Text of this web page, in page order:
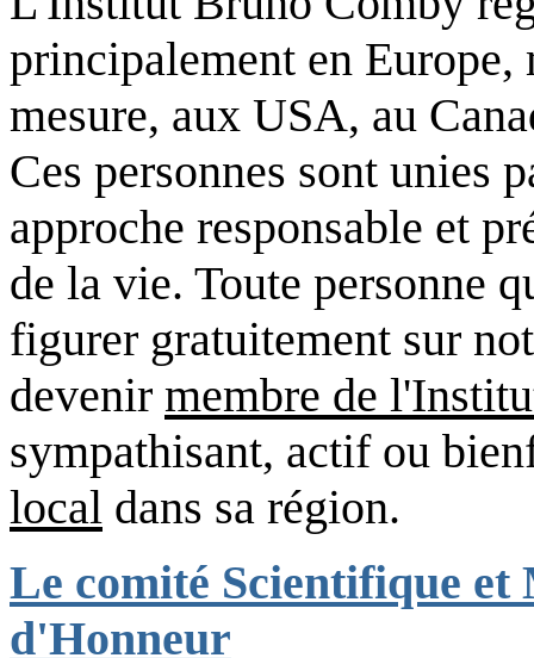
principalement en Europe,
mesure, aux USA, au
Ces personnes sont unies
approche responsable et
de la vie. Toute personne
figurer gratuitement sur
devenir membre de
sympathisant, actif ou
local dans sa région.
Le comité Scientifique et
d'Honneur